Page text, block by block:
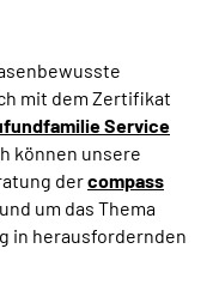
mit dem Zertifikat
Service
können unsere
dercompass
um das Thema
in herausfordernden